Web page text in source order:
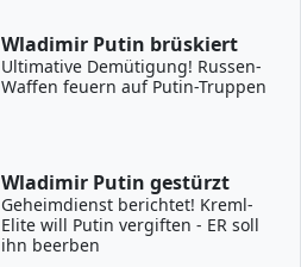
Wladimir Putin brüskiert
Ultimative Demütigung! Russen-
Waffen feuern auf Putin-Truppen
Wladimir Putin gestürzt
Geheimdienst berichtet! Kreml-
Elite will Putin vergiften - ER soll
ihn beerben